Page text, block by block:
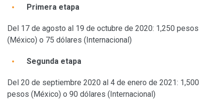
Primera etapa
Del 17 de agosto al 19 de octubre de 2020: 1,250 pesos
(México) o 75 dólares (Internacional)
Segunda etapa
Del 20 de septiembre 2020 al 4 de enero de 2021: 1,500
pesos (México) o 90 dólares (Internacional)